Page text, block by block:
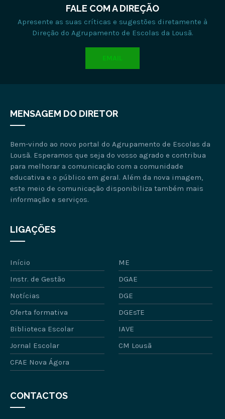
FALE COM A DIREÇÃO
Apresente as suas críticas e sugestões diretamente à
Direção do Agrupamento de Escolas da Lousã.
EMAIL
MENSAGEM DO DIRETOR
Bem-vindo ao novo portal do Agrupamento de Escolas da
Lousã. Esperamos que seja do vosso agrado e contribua
para melhorar a comunicação com a comunidade
educativa e o público em geral. Além da nova imagem,
este meio de comunicação disponibiliza também mais
informação e serviços.
LIGAÇÕES
Início
ME
Instr. de Gestão
DGAE
Notícias
DGE
Oferta formativa
DGEsTE
Biblioteca Escolar
IAVE
Jornal Escolar
CM Lousã
CFAE Nova Ágora
CONTACTOS